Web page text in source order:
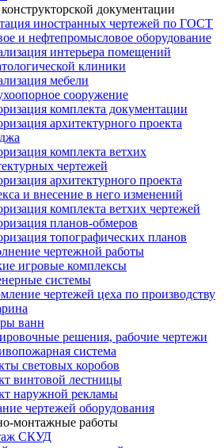
конструкторской документации
иностранных чертежей по ГОСТ
и нефтепромысловое оборудование
интерьера помещений
клиники
мебели
сооружение
комплекта документации
архитектурного проекта
комплекта ветхих
чертежей
архитектурного проекта
и внесение в него изменений
комплекта ветхих чертежей
планов-обмеров
топографических планов
чертежной работы
игровые комплексы
системы
чертежей цеха по производству
ванн
решения, рабочие чертежи
система
световых коробов
винтовой лестницы
наружной рекламы
чертежей оборудования
монтажные работы
СКУД